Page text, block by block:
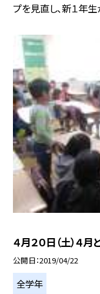
プを見直し、新１年
４月２０日（土）４
公開日 2019/04/22
全学年